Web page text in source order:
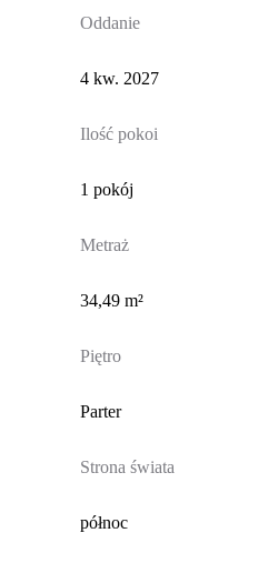
Oddanie
4 kw. 2027
Ilość pokoi
1 pokój
Metraż
34,49 m²
Piętro
Parter
Strona świata
północ